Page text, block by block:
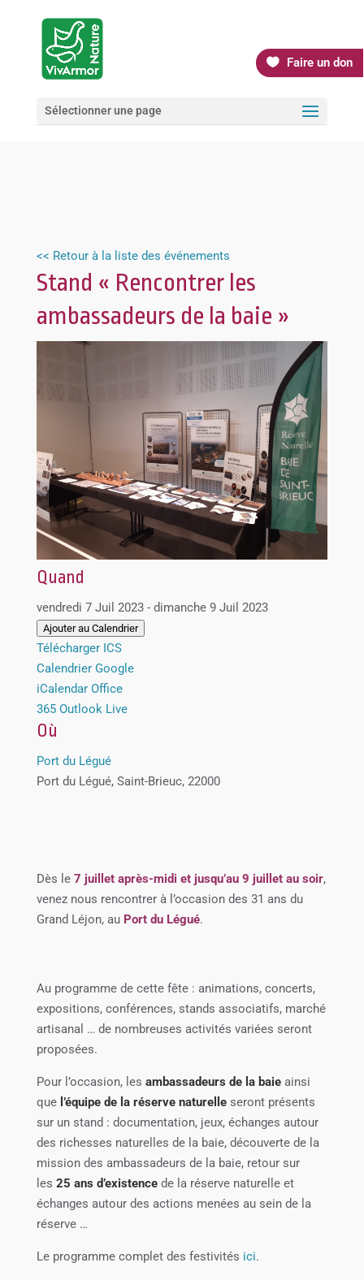
Faire un don
Sélectionner une page
<< Retour à la liste des événements
Stand « Rencontrer les
ambassadeurs de la baie »
Quand
vendredi 7 Juil 2023 - dimanche 9 Juil 2023
Ajouter au Calendrier
Télécharger ICS
Calendrier Google
iCalendar Office
365 Outlook Live
Où
Port du Légué
Port du Légué, Saint-Brieuc, 22000
Dès le 7 juillet après-midi et jusqu’au 9 juillet au soir,
venez nous rencontrer à l’occasion des 31 ans du
Grand Léjon, au Port du Légué.
Au programme de cette fête : animations, concerts,
expositions, conférences, stands associatifs, marché
artisanal … de nombreuses activités variées seront
proposées.
Pour l’occasion, les ambassadeurs de la baieainsi
que l’équipe de la réserve naturelleseront présents
sur un stand : documentation, jeux, échanges autour
des richesses naturelles de la baie, découverte de la
mission des ambassadeurs de la baie, retour sur
les 25 ans d’existencede la réserve naturelle et
échanges autour des actions menées au sein de la
réserve …
Le programme complet des festivités ici.